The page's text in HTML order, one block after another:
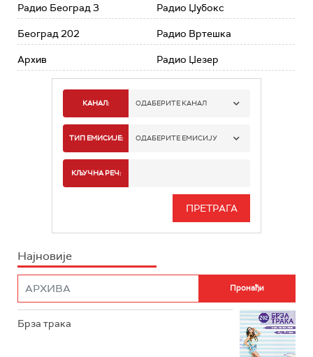
Радио Београд 3
Београд 202
Архив
Радио Џубокс
Радио Вртешка
Радио Џезер
КАНАЛ: ОДАБЕРИТЕ КАНАЛ
РАДИО БЕОГРАД 1
РАДИО БЕОГРАД 3
РАДИО РОКЕНРОЛЕР
ТИП ЕМИСИЈЕ: ОДАБЕРИТЕ ЕМИСИЈУ
ИНФО
КЉУЧНА РЕЧ:
Најновије
Брза трака